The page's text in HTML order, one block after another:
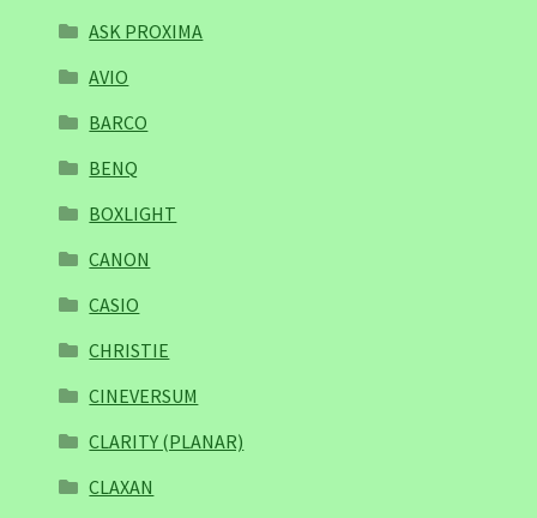
ASK PROXIMA
AVIO
BARCO
BENQ
BOXLIGHT
CANON
CASIO
CHRISTIE
CINEVERSUM
CLARITY (PLANAR)
CLAXAN